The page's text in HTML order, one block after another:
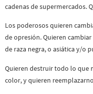
cadenas de supermercados.
Los poderosos quieren
de opresión. Quieren
de raza negra, o asiática y/o
Quieren destruir todo lo que
color, y quieren